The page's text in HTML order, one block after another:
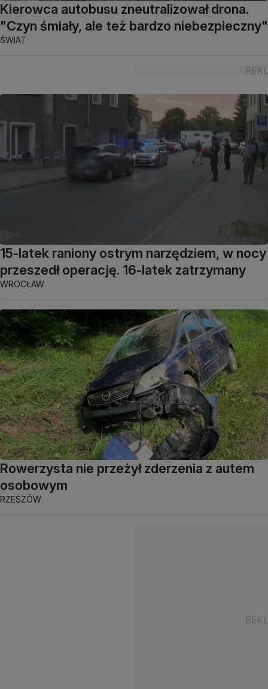
Kierowca autobusu zneutralizował drona.
"Czyn śmiały, ale też bardzo niebezpieczny"
ŚWIAT
15-latek raniony ostrym narzędziem, w nocy
przeszedł operację. 16-latek zatrzymany
WROCŁAW
Rowerzysta nie przeżył zderzenia z autem
osobowym
RZESZÓW